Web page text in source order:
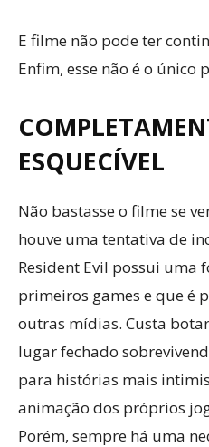
E filme não pode ter
Enfim, esse não é o único
ESQUECÍVEL
Não bastasse o filme se
houve uma tentativa de
Resident Evil possui uma
primeiros games e que é
outras mídias. Custa
lugar fechado
para histórias mais
animação dos próprios
Porém, sempre há uma